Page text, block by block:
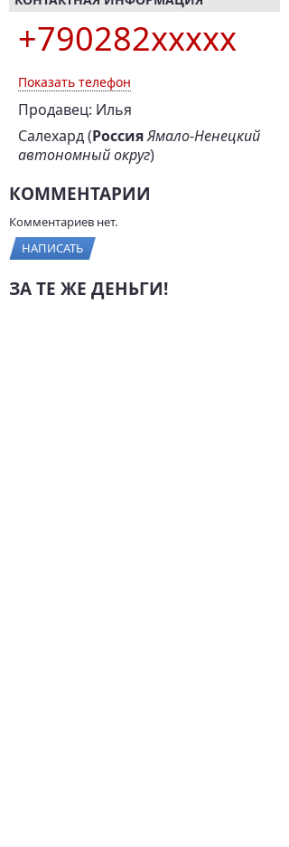
+790282xxxxx
Показать телефон
Продавец: Илья
Салехард (РоссияЯмало-Ненецкий
автономный округ)
КОММЕНТАРИИ
Комментариев нет.
НАПИСАТЬ
ЗА ТЕ ЖЕ ДЕНЬГИ!